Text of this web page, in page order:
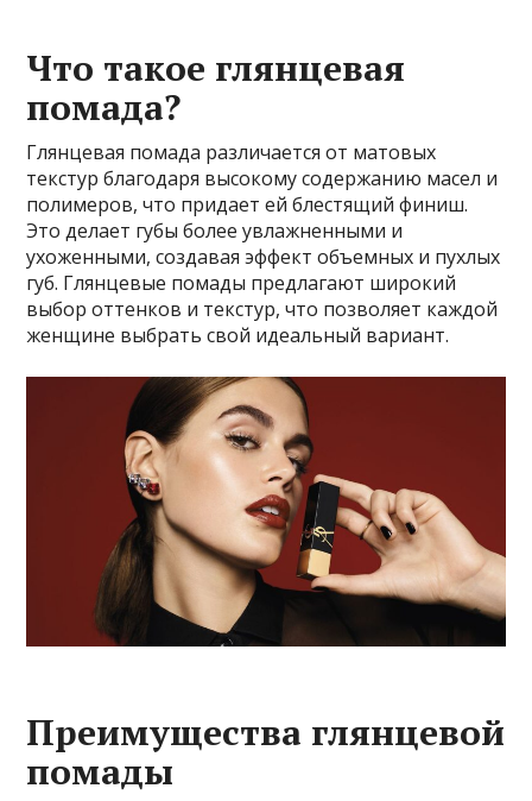
Что такое глянцевая
помада?
Глянцевая помада различается от матовых
текстур благодаря высокому содержанию масел и
полимеров, что придает ей блестящий финиш.
Это делает губы более увлажненными и
ухоженными, создавая эффект объемных и пухлых
губ. Глянцевые помады предлагают широкий
выбор оттенков и текстур, что позволяет каждой
женщине выбрать свой идеальный вариант.
Преимущества глянцевой
помады